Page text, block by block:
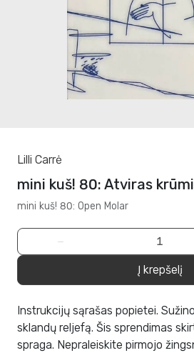
Lilli Carrė
mini kuš! 80: Atviras
mini kuš! 80: Open Molar
−
Į krepšelį
Instrukcijų sąrašas popietei.
sklandų reljefą. Šis sprendimas
spraga. Nepraleiskite pirmojo